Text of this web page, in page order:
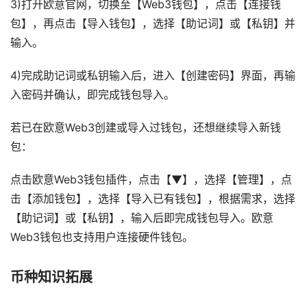
3)打开欧意官网，切换至【Web3钱包】，点击【连接钱
包】，再点击【导入钱包】，选择【助记词】或【私钥】并
输入。
4)完成助记词或私钥输入后，进入【创建密码】界面，再输
入密码并确认，即完成钱包导入。
若已在欧意Web3创建或导入过钱包，还想继续导入新钱
包：
点击欧意Web3钱包插件，点击【▼】，选择【管理】，点
击【添加钱包】，选择【导入已有钱包】，根据需求，选择
【助记词】或【私钥】，输入后即完成钱包导入。欧意
Web3钱包也支持用户连接硬件钱包。
币种知识拓展